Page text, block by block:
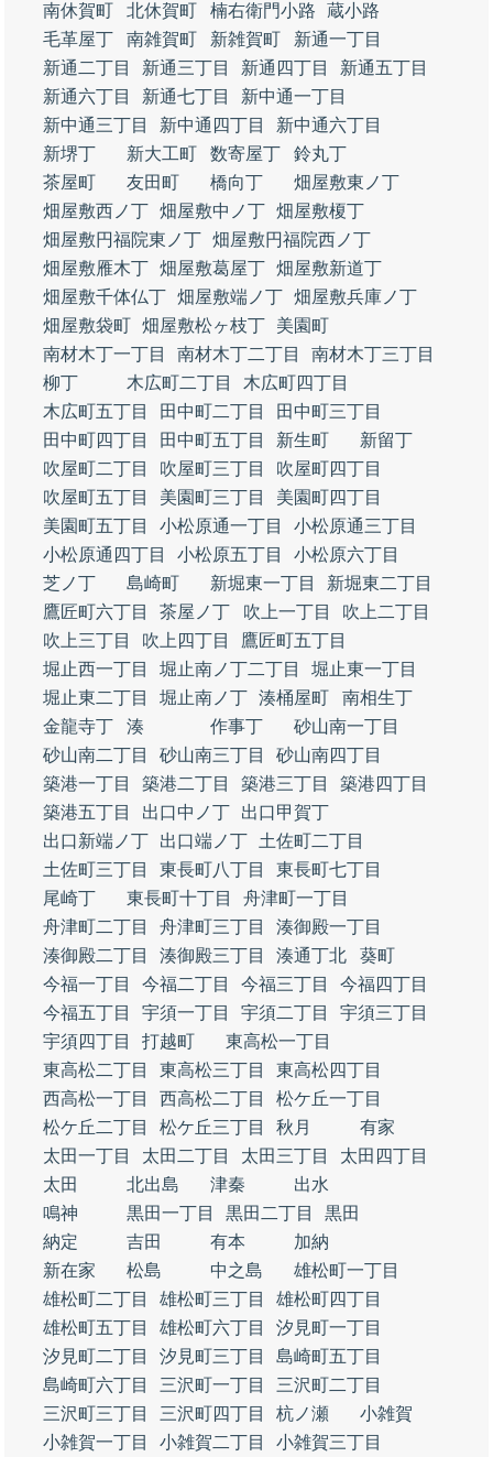
南休賀町
北休賀町 楠右衛門小路
蔵小路
毛革屋丁
南雑賀町 新雑賀町
新通一丁目
新通二丁目
新通三丁目 新通四丁目
新通五丁目
新通六丁目
新通七丁目
新中通一丁目
新中通三丁目
新中通四丁目
新中通六丁目
新堺丁
新大工町 数寄屋丁
鈴丸丁
茶屋町
友田町 橋向丁
畑屋敷東ノ丁
畑屋敷西ノ丁 畑屋敷中ノ丁 畑屋敷榎丁
畑屋敷円福院東ノ丁 畑屋敷円福院西ノ丁
畑屋敷雁木丁 畑屋敷葛屋丁 畑屋敷新道丁
畑屋敷千体仏丁 畑屋敷端ノ丁 畑屋敷兵庫ノ丁
畑屋敷袋町 畑屋敷松ヶ枝丁
美園町
南材木丁一丁目
南材木丁二丁目
南材木丁三丁目
柳丁
木広町二丁目
木広町四丁目
木広町五丁目
田中町二丁目
田中町三丁目
田中町四丁目
田中町五丁目 新生町
新留丁
吹屋町二丁目
吹屋町三丁目
吹屋町四丁目
吹屋町五丁目
美園町三丁目
美園町四丁目
美園町五丁目
小松原通一丁目
小松原通三丁目
小松原通四丁目
小松原五丁目
小松原六丁目
芝ノ丁
島崎町 新堀東一丁目
新堀東二丁目
鷹匠町六丁目
茶屋ノ丁 吹上一丁目
吹上二丁目
吹上三丁目
吹上四丁目
鷹匠町五丁目
堀止西一丁目
堀止南ノ丁二丁目
堀止東一丁目
堀止東二丁目
堀止南ノ丁 湊桶屋町
南相生丁
金龍寺丁
湊 作事丁
砂山南一丁目
砂山南二丁目
砂山南三丁目
砂山南四丁目
築港一丁目
築港二丁目 築港三丁目
築港四丁目
築港五丁目
出口中ノ丁
出口甲賀丁
出口新端ノ丁
出口端ノ丁
土佐町二丁目
土佐町三丁目
東長町八丁目
東長町七丁目
尾崎丁
東長町十丁目
舟津町一丁目
舟津町二丁目
舟津町三丁目
湊御殿一丁目
湊御殿二丁目
湊御殿三丁目 湊通丁北
葵町
今福一丁目
今福二丁目 今福三丁目
今福四丁目
今福五丁目
宇須一丁目 宇須二丁目
宇須三丁目
宇須四丁目
打越町
東高松一丁目
東高松二丁目
東高松三丁目
東高松四丁目
西高松一丁目
西高松二丁目
松ケ丘一丁目
松ケ丘二丁目
松ケ丘三丁目 秋月
有家
太田一丁目
太田二丁目 太田三丁目
太田四丁目
太田
北出島 津秦
出水
鳴神
黒田一丁目 黒田二丁目
黒田
納定
吉田 有本
加納
新在家
松島 中之島
雄松町一丁目
雄松町二丁目
雄松町三丁目
雄松町四丁目
雄松町五丁目
雄松町六丁目
汐見町一丁目
汐見町二丁目
汐見町三丁目
島崎町五丁目
島崎町六丁目
三沢町一丁目
三沢町二丁目
三沢町三丁目
三沢町四丁目 杭ノ瀬
小雑賀
小雑賀一丁目
小雑賀二丁目 小雑賀三丁目